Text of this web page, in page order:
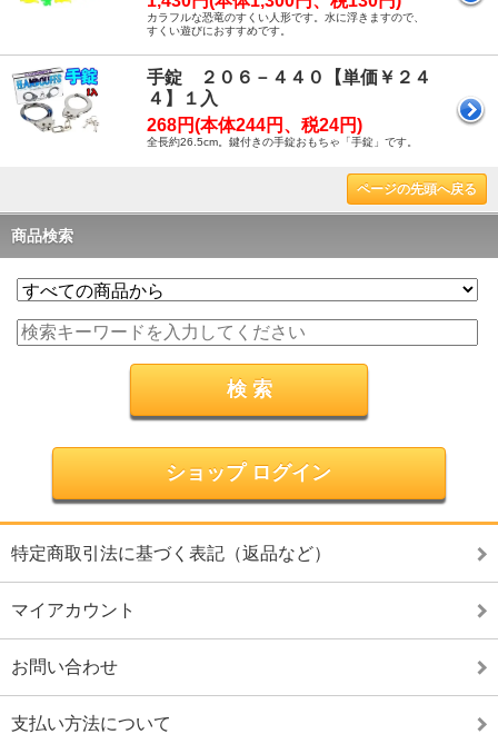
カラフルな恐竜のすくい人形です。水に浮きますので、
すくい遊びにおすすめです。
手錠 ２０６－４４０【単価￥２４
４】１入
268円(本体244円、税24円)
全長約26.5cm。鍵付きの手錠おもちゃ「手錠」です。
ページの先頭へ戻る
商品検索
ショップ ログイン
特定商取引法に基づく表記（返品など）
マイアカウント
お問い合わせ
支払い方法について